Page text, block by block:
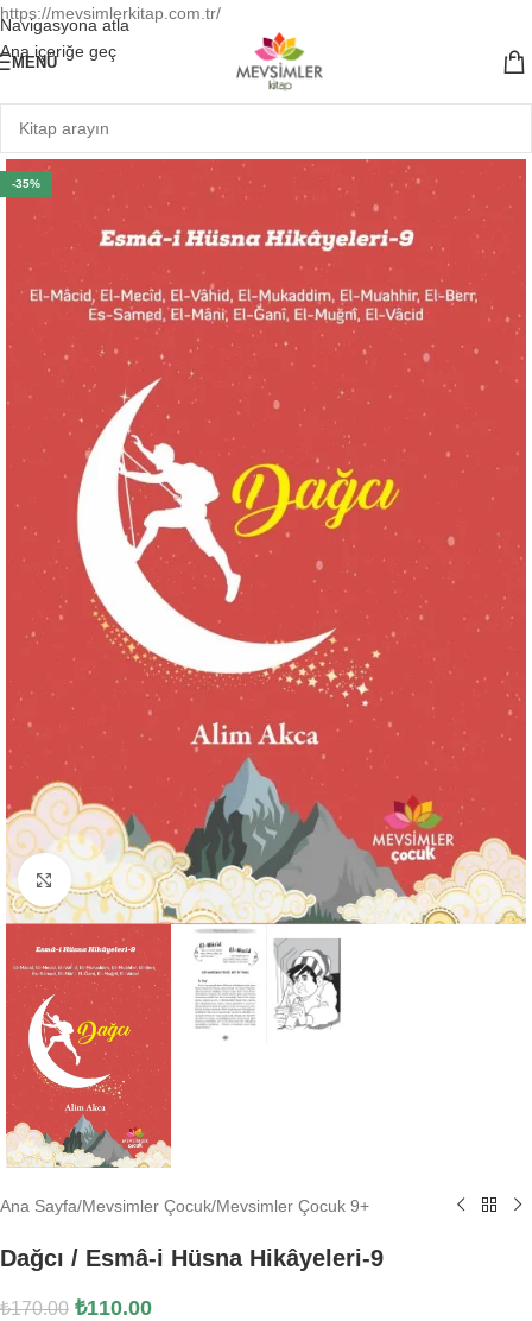
https://mevsimlerkitap.com.tr/
Navigasyona atla
Ana içeriğe geç
MENÜ
-35%
Büyütmek için tıklayın
Ana Sayfa/Mevsimler Çocuk/Mevsimler Çocuk 9+
Dağcı / Esmâ-i Hüsna Hikâyeleri-9
₺170.00 ₺110.00